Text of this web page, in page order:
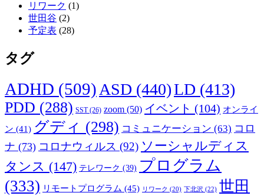
リワーク (1)
世田谷 (2)
予定表 (28)
タグ
ADHD (509) ASD (440)LD (413)
PDD (288) SST(26) zoom (50) イベント (104) オンライ
ン (41) グディ (298) コミュニケーション (63) コロ
ナ (73) コロナウィルス (92) ソーシャルディス
タンス (147) テレワーク (39) プログラム
(333) リモートプログラム (45) リワーク (20) 下北沢 (22) 世田